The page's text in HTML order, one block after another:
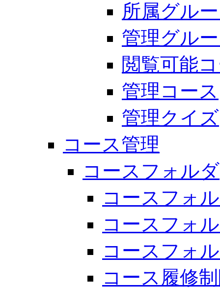
所属グル
管理グル
閲覧可能
管理コース
管理クイズ
コース管理
コースフォルダ
コースフォ
コースフォ
コースフォ
コース履修